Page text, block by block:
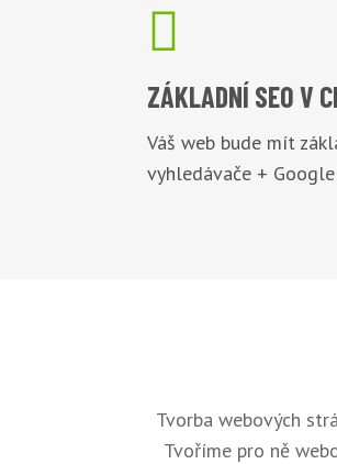

ZÁKLADNÍ SEO V
Váš web bude mít
vyhledávače +
Tvorba webových
Tvoříme pro ně